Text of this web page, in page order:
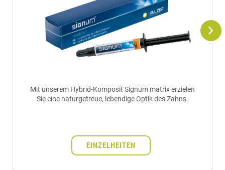
Mit unserem Hybrid-Komposit Signum matrix erzielen
Sie eine naturgetreue, lebendige Optik des Zahns.
EINZELHEITEN